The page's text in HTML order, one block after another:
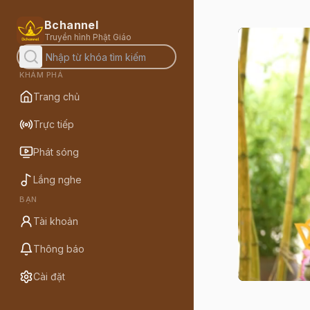
Bchannel
Truyền hình Phật Giáo
KHÁM PHÁ
Trang chủ
Trực tiếp
Phát sóng
Lắng nghe
BẠN
Tài khoản
Thông báo
Cài đặt